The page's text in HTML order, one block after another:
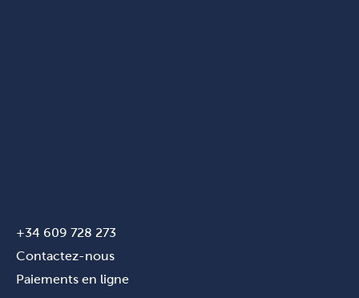
+34 609 728 273
Contactez-nous
Paiements en ligne